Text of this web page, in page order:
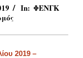
In: ΦΕΝΓΚ
2019 –